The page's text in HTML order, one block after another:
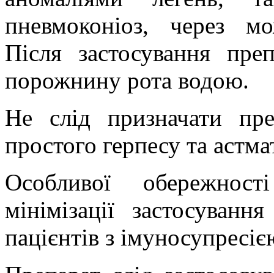
пневмоконіоз, через
Після застосування
порожнину рота водою.
Не слід призначати
простого герпесу та
Особливої
мінімізації
пацієнтів з